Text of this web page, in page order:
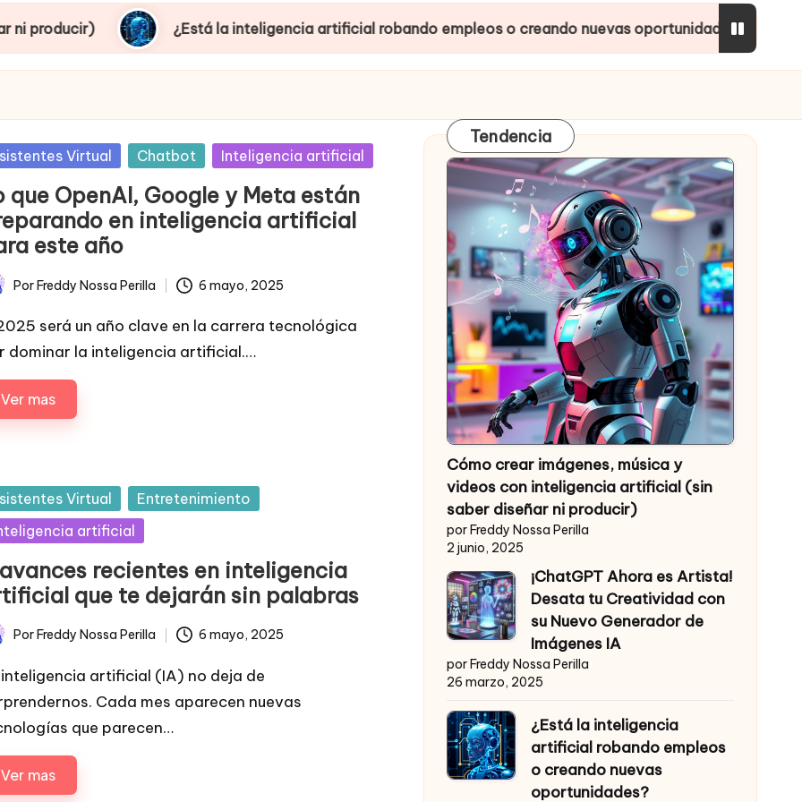
¿Está la inteligencia artificial robando empleos o creando nuevas oportunidades? Inteligencias
Virtual Chatbot Inteligencia artificial
que OpenAI, Google y Meta están
en inteligencia artificial
este año
PorFreddy Nossa Perilla 6 mayo, 2025
será un año clave en la carrera tecnológica
dominar la inteligencia artificial.…
Ver mas
Virtual
Entretenimiento
artificial
recientes en inteligencia
que te dejarán sin palabras
PorFreddy Nossa Perilla 6 mayo, 2025
inteligencia artificial (IA) no deja de
Cada mes aparecen nuevas
que parecen…
Ver mas
Tendencia
Cómo crear imágenes, música y
videos con inteligencia artificial (sin
saber diseñar ni producir)
por Freddy Nossa Perilla
2 junio, 2025
¡ChatGPT Ahora es Artista!
Desata tu Creatividad con
su Nuevo Generador de
Imágenes IA
por Freddy Nossa Perilla
26 marzo, 2025
¿Está la inteligencia
artificial robando empleos
o creando nuevas
oportunidades?